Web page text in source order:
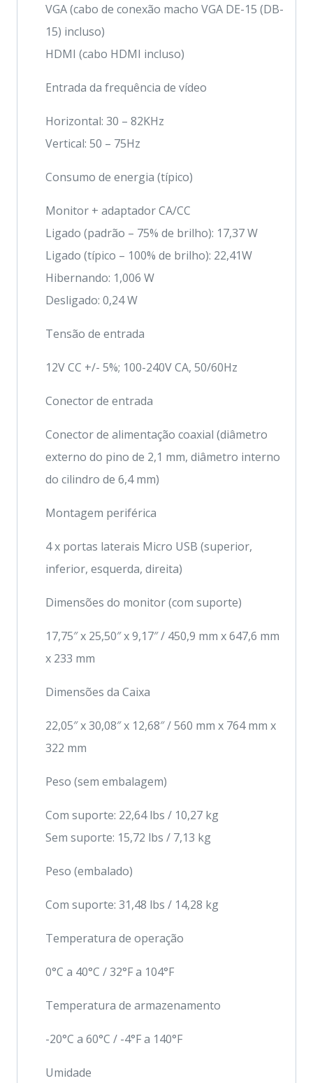
VGA (cabo de conexão macho VGA DE-15 (DB-
15) incluso)
HDMI (cabo HDMI incluso)
Entrada da frequência de vídeo
Horizontal: 30 – 82KHz
Vertical: 50 – 75Hz
Consumo de energia (típico)
Monitor + adaptador CA/CC
Ligado (padrão – 75% de brilho): 17,37 W
Ligado (típico – 100% de brilho): 22,41W
Hibernando: 1,006 W
Desligado: 0,24 W
Tensão de entrada
12V CC +/- 5%; 100-240V CA, 50/60Hz
Conector de entrada
Conector de alimentação coaxial (diâmetro
externo do pino de 2,1 mm, diâmetro interno
do cilindro de 6,4 mm)
Montagem periférica
4 x portas laterais Micro USB (superior,
inferior, esquerda, direita)
Dimensões do monitor (com suporte)
17,75″ x 25,50″ x 9,17″ / 450,9 mm x 647,6 mm
x 233 mm
Dimensões da Caixa
22,05″ x 30,08″ x 12,68″ / 560 mm x 764 mm x
322 mm
Peso (sem embalagem)
Com suporte: 22,64 lbs / 10,27 kg
Sem suporte: 15,72 lbs / 7,13 kg
Peso (embalado)
Com suporte: 31,48 lbs / 14,28 kg
Temperatura de operação
0°C a 40°C / 32°F a 104°F
Temperatura de armazenamento
-20°C a 60°C / -4°F a 140°F
Umidade